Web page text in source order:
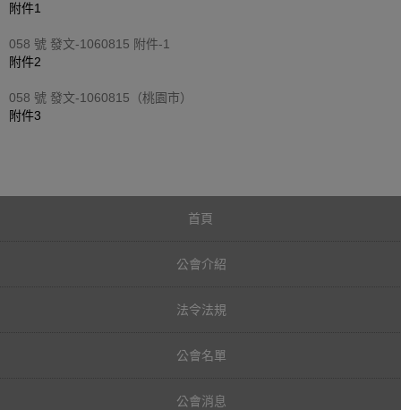
​附件1
058 號 發文-1060815 附件-1
​附件2
058 號 發文-1060815（桃園市）​
​附件3
首頁
公會介紹
法令法規
公會名單
公會消息